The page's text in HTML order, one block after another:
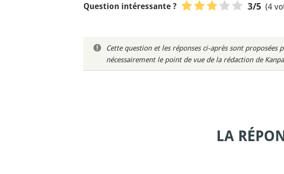
Question intéressante ? 3/5 (4
Cette question et les réponses ci-après sont
nécessairement le point de vue de la rédaction de
LA